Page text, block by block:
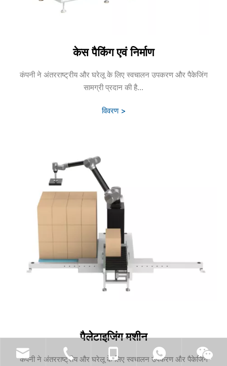
केस पैकिंग एवं निर्माण
कंपनी ने अंतरराष्ट्रीय और घरेलू के लिए स्वचालन उपकरण और पैकेजिंग
सामग्री प्रदान की है...
विवरण >
पैलेटाइजिंग मशीन
कंपनी ने अंतरराष्ट्रीय और घरेलू के लिए स्वचालन उपकरण और पैकेजिंग